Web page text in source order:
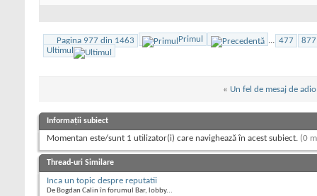
Pagina 977 din 1463 Primul ... 477
877
Ultimul
« Un fel de mesaj de adio
Informații subiect
Momentan este/sunt 1 utilizator(i) care navighează în acest subiect. (0
Thread-uri Similare
Inca un topic despre reputatii
De Bogdan Calin în forumul Bar, lobby...